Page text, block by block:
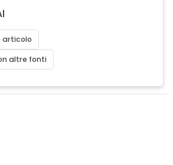
articolo
altre fonti